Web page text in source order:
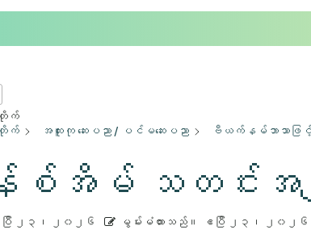
တိုက်
တိုက်
အထူးကု ဆေးပညာ / ပင်မဆေးပညာ ဗီယက်နမ်ဘာသာဖြင့် စ
စ်အိမ် သတင်း
ပြီ ၂၃၊ ၂၀၂၆ မွမ်းမံထားသည်။ ဧပြီ ၂၃၊ ၂၀၂၆